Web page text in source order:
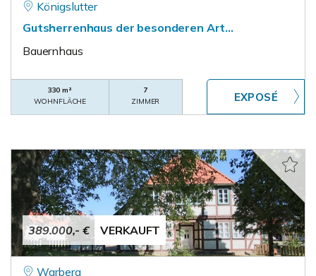
Königslutter
Gutsherrenhaus der besonderen Art...
Bauernhaus
330 m²
WOHNFLÄCHE
7
ZIMMER
389.000,- € VERKAUFT
Warberg